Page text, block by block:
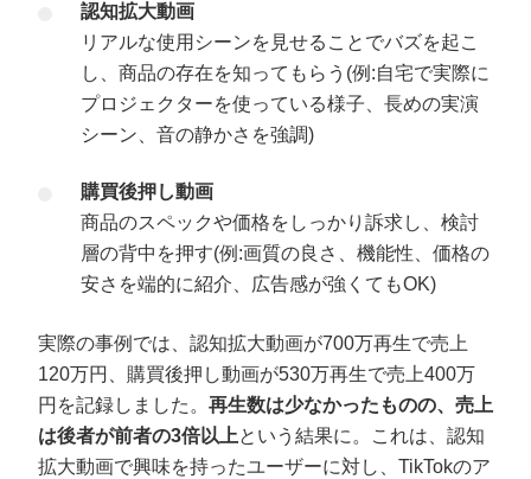
認知拡大動画
リアルな使用シーンを見せることでバズを起こ
し、商品の存在を知ってもらう(例:自宅で実際に
プロジェクターを使っている様子、長めの実演
シーン、音の静かさを強調)
購買後押し動画
商品のスペックや価格をしっかり訴求し、検討
層の背中を押す(例:画質の良さ、機能性、価格の
安さを端的に紹介、広告感が強くてもOK)
実際の事例では、認知拡大動画が700万再生で売上
120万円、購買後押し動画が530万再生で売上400万
円を記録しました。 再生数は少なかったものの、売上
は後者が前者の3倍以上という結果に。これは、認知
拡大動画で興味を持ったユーザーに対し、TikTokのア